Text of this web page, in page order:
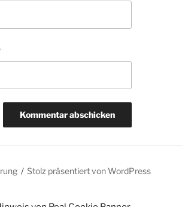
Stolz präsentiert von WordPress